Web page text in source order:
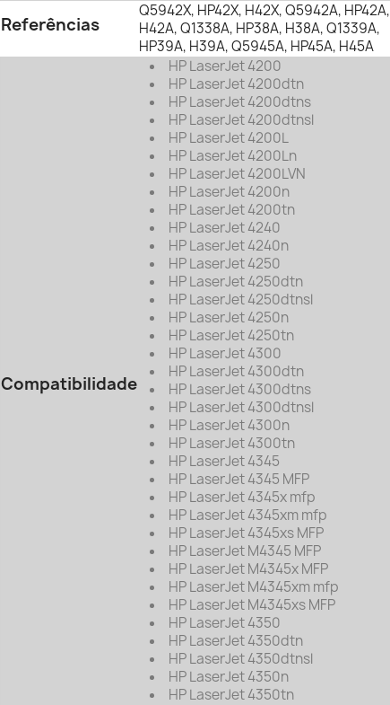
Referências
Q5942X, HP42X, H42X, Q5942A, HP42A,
H42A, Q1338A, HP38A, H38A, Q1339A,
HP39A, H39A, Q5945A, HP45A, H45A
Compatibilidade
HP LaserJet 4200
HP LaserJet 4200dtn
HP LaserJet 4200dtns
HP LaserJet 4200dtnsl
HP LaserJet 4200L
HP LaserJet 4200Ln
HP LaserJet 4200LVN
HP LaserJet 4200n
HP LaserJet 4200tn
HP LaserJet 4240
HP LaserJet 4240n
HP LaserJet 4250
HP LaserJet 4250dtn
HP LaserJet 4250dtnsl
HP LaserJet 4250n
HP LaserJet 4250tn
HP LaserJet 4300
HP LaserJet 4300dtn
HP LaserJet 4300dtns
HP LaserJet 4300dtnsl
HP LaserJet 4300n
HP LaserJet 4300tn
HP LaserJet 4345
HP LaserJet 4345 MFP
HP LaserJet 4345x mfp
HP LaserJet 4345xm mfp
HP LaserJet 4345xs MFP
HP LaserJet M4345 MFP
HP LaserJet M4345x MFP
HP LaserJet M4345xm mfp
HP LaserJet M4345xs MFP
HP LaserJet 4350
HP LaserJet 4350dtn
HP LaserJet 4350dtnsl
HP LaserJet 4350n
HP LaserJet 4350tn